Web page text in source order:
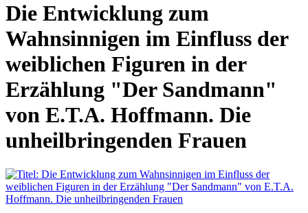
Die Entwicklung zum
Wahnsinnigen im Einfluss der
weiblichen Figuren in der
Erzählung "Der Sandmann"
von E.T.A. Hoffmann. Die
unheilbringenden Frauen